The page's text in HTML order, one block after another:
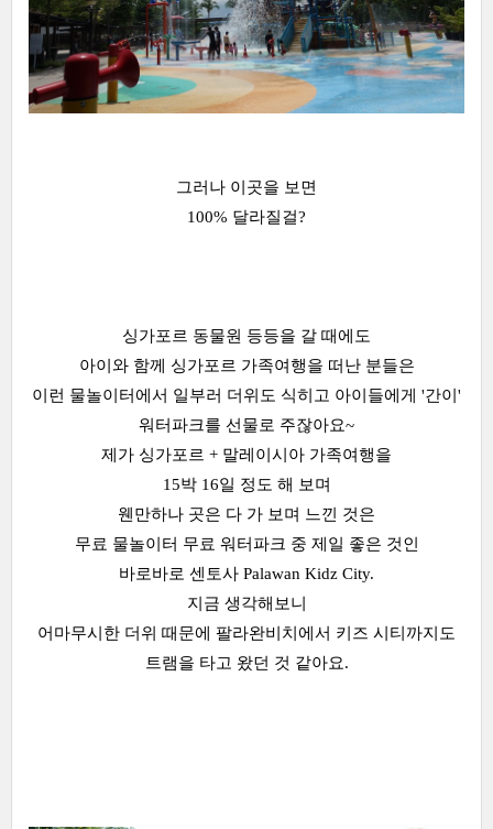
그러나 이곳을 보면
100% 달라질걸?
싱가포르 동물원 등등을 갈 때에도
아이와 함께 싱가포르 가족여행을 떠난 분들은
이런 물놀이터에서 일부러 더위도 식히고 아이들에게 '간이'
워터파크를 선물로 주잖아요~
제가 싱가포르 + 말레이시아 가족여행을
15박 16일 정도 해 보며
웬만하나 곳은 다 가 보며 느낀 것은
무료 물놀이터 무료 워터파크 중 제일 좋은 것인
바로바로 센토사 Palawan Kidz City.
지금 생각해보니
어마무시한 더위 때문에 팔라완비치에서 키즈 시티까지도
트램을 타고 왔던 것 같아요.